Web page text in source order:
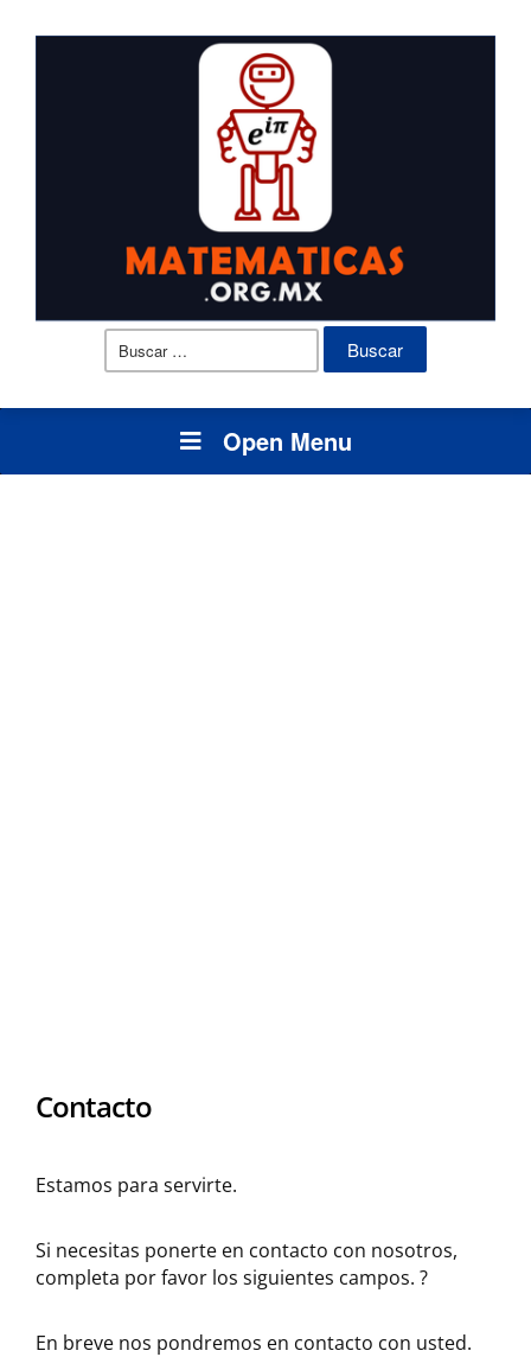
Buscar:
Open Menu
Contacto
Estamos para servirte.
Si necesitas ponerte en contacto con nosotros,
completa por favor los siguientes campos. ?
En breve nos pondremos en contacto con usted.